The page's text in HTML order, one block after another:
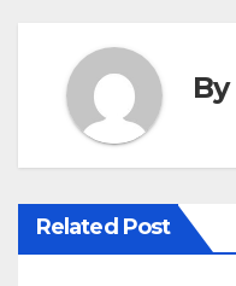
n
a
v
i
By
Related Post